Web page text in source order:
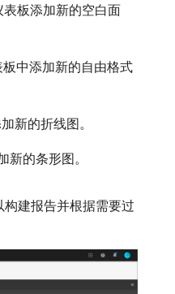
表板添加新的空白面
板中添加新的自由格式
新的折线图。
新的条形图。
建报告并根据需要过